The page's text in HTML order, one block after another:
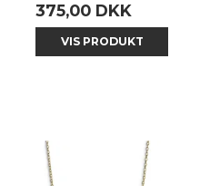
375,00 DKK
VIS PRODUKT